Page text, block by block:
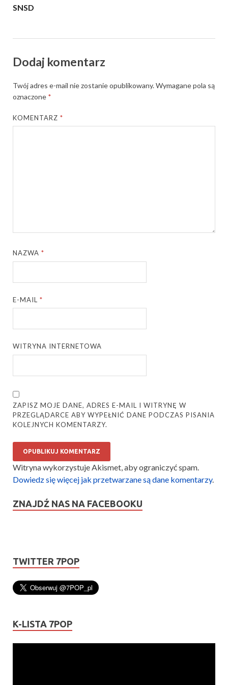
SNSD
Dodaj komentarz
Twój adres e-mail nie zostanie opublikowany.Wymagane pola są
oznaczone *
KOMENTARZ*
NAZWA*
E-MAIL*
WITRYNA INTERNETOWA
ZAPISZ MOJE DANE, ADRES E-MAIL I WITRYNĘ W
PRZEGLĄDARCE ABY WYPEŁNIĆ DANE PODCZAS PISANIA
KOLEJNYCH KOMENTARZY.
Witryna wykorzystuje Akismet, aby ograniczyć spam.
Dowiedz się więcej jak przetwarzane są dane komentarzy.
ZNAJDŹ NAS NA FACEBOOKU
TWITTER 7POP
K-LISTA 7POP